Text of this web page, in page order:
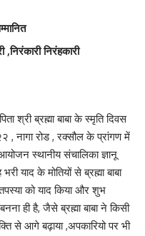
,निरंकारी निरंहकारी
श्री ब्रह्मा बाबा के स्मृति दिवस
, नागा रोड , रक्सौल के प्रांगण में
स्थानीय संचालिका ज्ञानू
याद के मोतियों से ब्रह्मा बाबा
को याद किया और शुभ
ही है, जैसे ब्रह्मा बाबा ने किसी
से आगे बढ़ाया ,अपकारियो पर भी